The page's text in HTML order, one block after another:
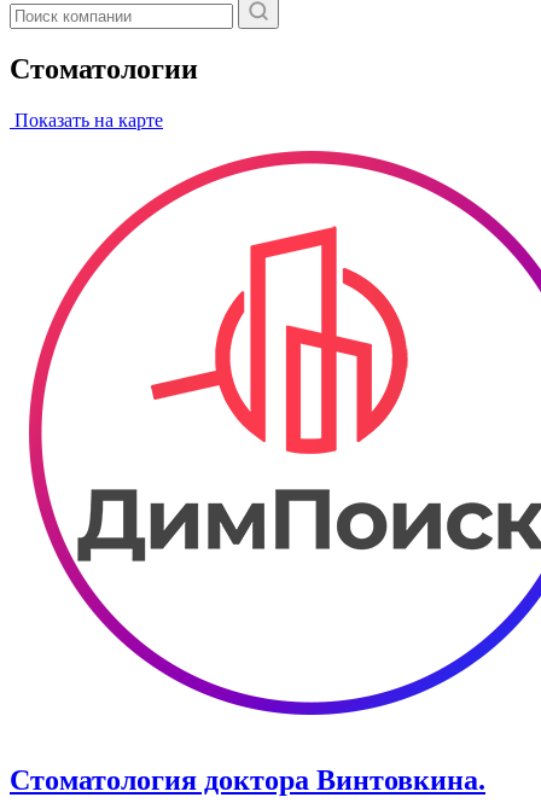
Стоматологии
Показать на карте
Стоматология доктора Винтовкина.